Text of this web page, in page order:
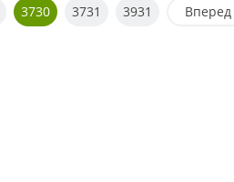
3730 3731 3931 Вперед